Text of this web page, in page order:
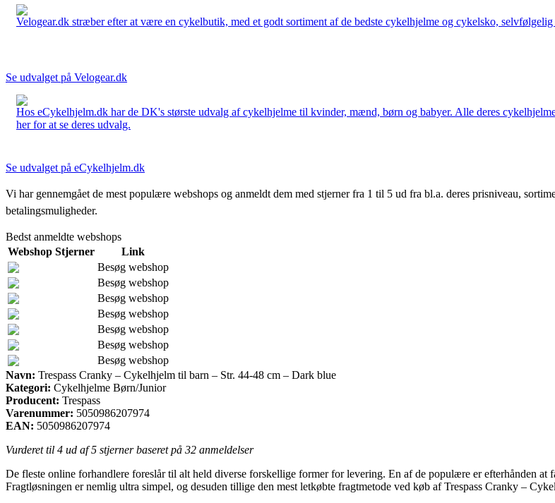
Velogear.dk stræber efter at være en cykelbutik, med et godt sortiment af de bedste cykelhjelme og cykelsko,
Se udvalget på Velogear.dk
Hos eCykelhjelm.dk har de DK's største udvalg af cykelhjelme til kvinder, mænd, børn og babyer. Alle deres
her for at se deres udvalg.
Se udvalget på eCykelhjelm.dk
Vi har gennemgået de mest populære webshops og anmeldt dem med stjerner fra 1 til 5 ud fra bl.a. deres prisniveau,
betalingsmuligheder.
Bedst anmeldte webshops
Webshop Stjerner
Link
Besøg webshop
Besøg webshop
Besøg webshop
Besøg webshop
Besøg webshop
Besøg webshop
Besøg webshop
Navn: Trespass Cranky – Cykelhjelm til barn – Str. 44-48 cm – Dark blue
Kategori: Cykelhjelme Børn/Junior
Producent: Trespass
Varenummer: 5050986207974
EAN: 5050986207974
Vurderet til 4 ud af 5 stjerner baseret på 32 anmeldelser
De fleste online forhandlere foreslår til alt held diverse forskellige former for levering. En af de populære er efterhånden at
Fragtløsningen er nemlig ultra simpel, og desuden tillige den mest letkøbte fragtmetode ved køb af Trespass Cranky –